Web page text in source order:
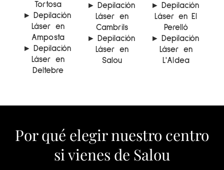
Tortosa
▸ Depilación
Láser en
Amposta
▸ Depilación
Láser en
Deltebre
▸ Depilación
Láser en
Cambrils
▸ Depilación
Láser en
Salou
▸ Depilación
Láser en El
Perelló
▸ Depilación
Láser en
L'Aldea
Por qué elegir nuestro centro
si vienes de Salou